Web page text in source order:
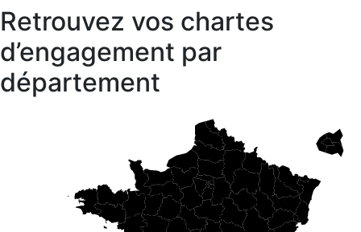
Retrouvez vos chartes
d’engagement par
département